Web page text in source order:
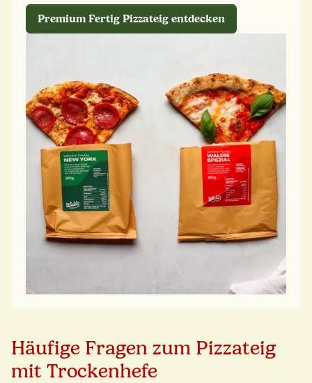
Premium Fertig Pizzateig entdecken
Häufige Fragen zum Pizzateig
mit Trockenhefe